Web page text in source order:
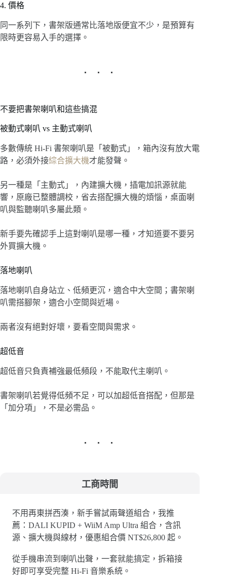
4. 價格
同一系列下，書架版通常比落地版便宜不少，是預算有
限時更容易入手的選擇。
不要把書架喇叭和這些搞混
被動式喇叭 vs 主動式喇叭
多數傳統 Hi-Fi 書架喇叭是「被動式」，箱內沒有放大電
路，必須外接綜合擴大機才能發聲。
另一種是「主動式」，內建擴大機，插電加訊源就能
響，原廠已整體調校，省去搭配擴大機的煩惱，桌面喇
叭與監聽喇叭多屬此類。
新手要先確認手上這對喇叭是哪一種，才知道要不要另
外買擴大機。
落地喇叭
落地喇叭自身站立、低頻更沉，適合中大空間；書架喇
叭需搭腳架，適合小空間與近場。
兩者沒有絕對好壞，要看空間與需求。
超低音
超低音只負責補強最低頻段，不能取代主喇叭。
書架喇叭若覺得低頻不足，可以加超低音搭配，但那是
「加分項」，不是必需品。
工商時間
不用再東拼西湊，新手嘗試兩聲道組合，我推
薦：DALI KUPID + WiiM Amp Ultra 組合，含訊
源、擴大機與線材，優惠組合價 NT$26,800 起。
從手機串流到喇叭出聲，一套就能搞定，拆箱接
好即可享受完整 Hi-Fi 音樂系統。